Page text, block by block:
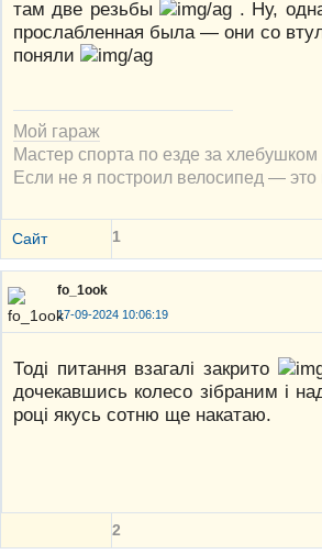
там две резьбы
. Ну,
прослабленная была — они со
поняли
Мой гараж
Мастер спорта по езде за
Если не я построил велосипед —
Сайт 1
fo_1ook
17-09-2024 10:06:19
Тоді питання взагалі закрито
дочекавшись колесо зібраним і
році якусь сотню ще накатаю.
2